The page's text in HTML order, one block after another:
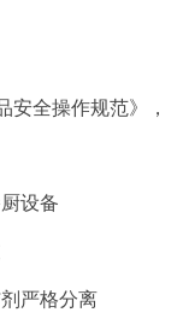
安全操作规范》，
设备
严格分离